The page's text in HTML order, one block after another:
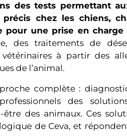
des tests permettant
chez les chiens,
pour une prise en charge
des traitements de
à partir des
de l’animal.
complète :
des
des animaux. Ces
de Ceva, et